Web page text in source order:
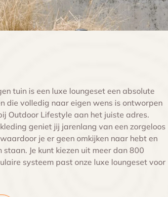
tuin is een luxe loungeset een absolute
die volledig naar eigen wens is ontworpen
Outdoor Lifestyle aan het juiste adres.
geniet jij jarenlang van een zorgeloos
je er geen omkijken naar hebt en
Je kunt kiezen uit meer dan 800
systeem past onze luxe loungeset voor